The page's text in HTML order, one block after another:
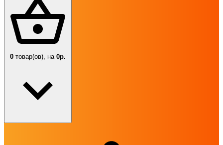
0 товар(ов), на 0р.